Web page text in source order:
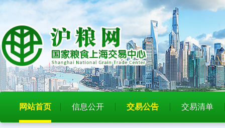
网站首页 信息公开 交易公告 交易清单